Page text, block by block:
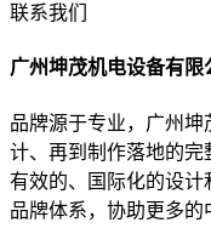
联系我们
广州坤茂机电设备有限
品牌源于专业，广州
计、再到制作落地的
有效的、国际化的设
品牌体系，协助更多